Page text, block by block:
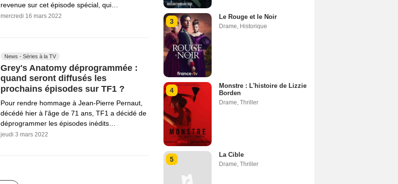
revenue sur cet épisode spécial, qui…
mercredi 16 mars 2022
News - Séries à la TV
Grey's Anatomy déprogrammée :
quand seront diffusés les
prochains épisodes sur TF1 ?
Pour rendre hommage à Jean-Pierre Pernaut,
décédé hier à l'âge de 71 ans, TF1 a décidé de
déprogrammer les épisodes inédits…
jeudi 3 mars 2022
3
Le Rouge et le Noir
Drame Historique
4
Monstre : L'histoire de Lizzie
Borden
Drame Thriller
5
La Cible
Drame Thriller